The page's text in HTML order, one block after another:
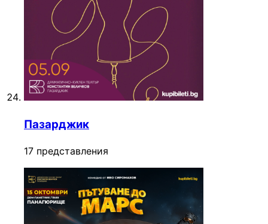
Пазарджик
17 представления